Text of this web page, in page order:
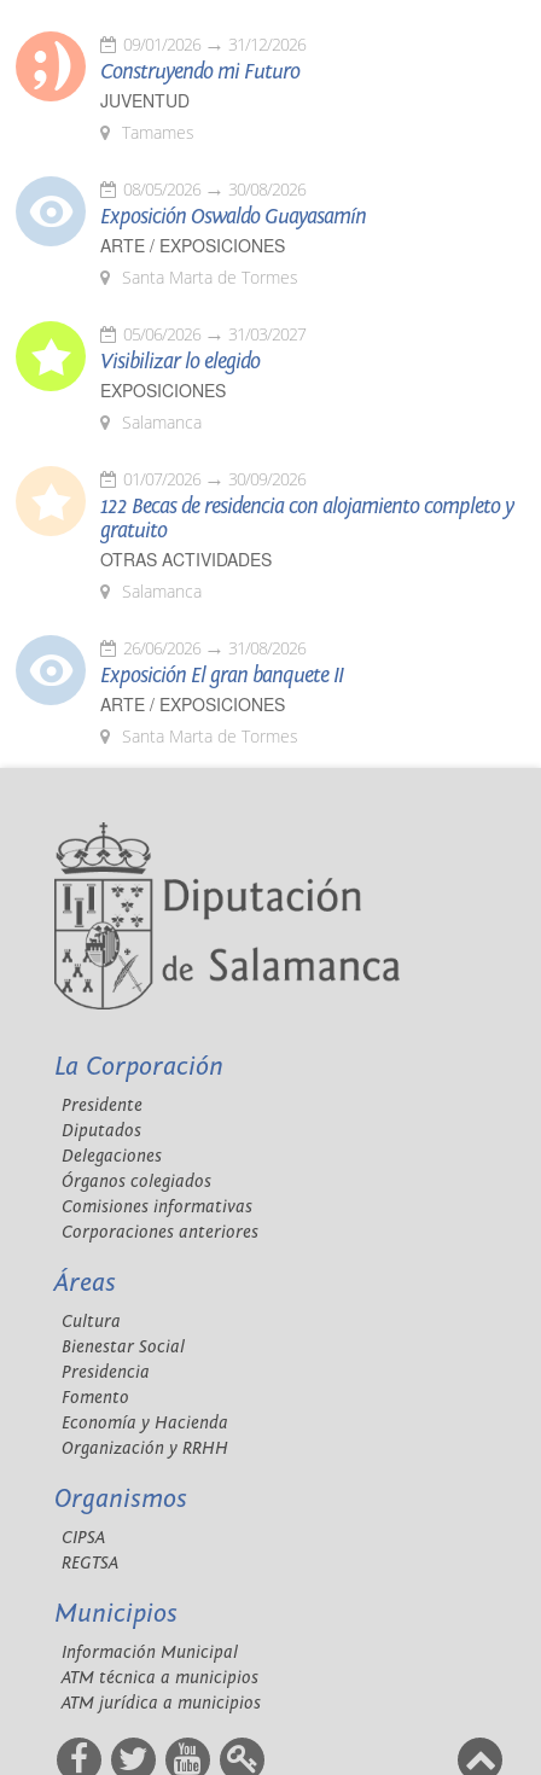
09/01/2026 31/12/2026
Construyendo mi Futuro
JUVENTUD
Tamames
08/05/2026 30/08/2026
Exposición Oswaldo Guayasamín
ARTE / EXPOSICIONES
Santa Marta de Tormes
05/06/2026 31/03/2027
Visibilizar lo elegido
EXPOSICIONES
Salamanca
01/07/2026 30/09/2026
122 Becas de residencia con alojamiento completo y
gratuito
OTRAS ACTIVIDADES
Salamanca
26/06/2026 31/08/2026
Exposición El gran banquete II
ARTE / EXPOSICIONES
Santa Marta de Tormes
La Corporación
Presidente
Diputados
Delegaciones
Órganos colegiados
Comisiones informativas
Corporaciones anteriores
Áreas
Cultura
Bienestar Social
Presidencia
Fomento
Economía y Hacienda
Organización y RRHH
Organismos
CIPSA
REGTSA
Municipios
Información Municipal
ATM técnica a municipios
ATM jurídica a municipios